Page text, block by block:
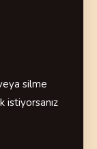
silme
istiyorsanız